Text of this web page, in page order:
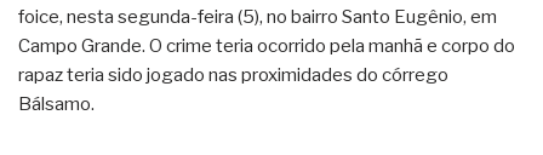
foice, nesta segunda-feira (5), no bairro Santo Eugênio, em
Campo Grande. O crime teria ocorrido pela manhã e corpo do
rapaz teria sido jogado nas proximidades do córrego
Bálsamo.